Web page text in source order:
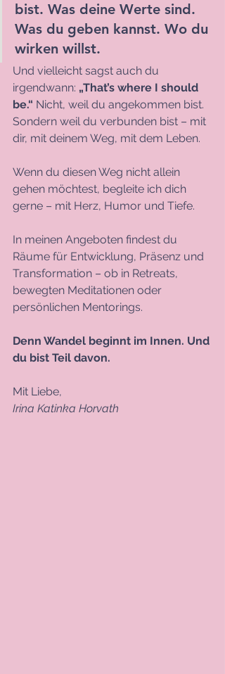
bist. Was deine Werte sind.
Was du geben kannst. Wo du
wirken willst.
Und vielleicht sagst auch du
irgendwann: „That’s where I should
be.“ Nicht, weil du angekommen bist.
Sondern weil du verbunden bist – mit
dir, mit deinem Weg, mit dem Leben.
Wenn du diesen Weg nicht allein
gehen möchtest, begleite ich dich
gerne – mit Herz, Humor und Tiefe.
In meinen Angeboten findest du
Räume für Entwicklung, Präsenz und
Transformation – ob in Retreats,
bewegten Meditationen oder
persönlichen Mentorings.
Denn Wandel beginnt im Innen. Und
du bist Teil davon.
Mit Liebe,
Irina Katinka Horvath